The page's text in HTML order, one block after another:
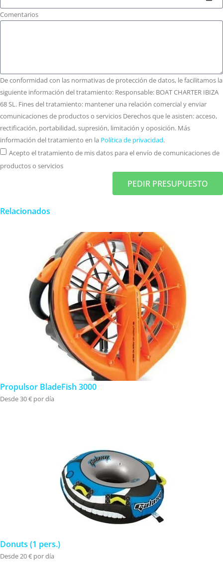
Comentarios
De conformidad con las normativas de protección de datos, le facilitamos la
siguiente información del tratamiento: Responsable: BOAT CHARTER IBIZA
68 SL. Fines del tratamiento: mantener una relación comercial y enviar
comunicaciones de productos o servicios Derechos que le asisten: acceso,
rectificación, portabilidad, supresión, limitación y oposición. Más
información del tratamiento en la Política de privacidad.
Acepto el tratamiento de mis datos para el envío de comunicaciones de
productos o servicios
PEDIR PRESUPUESTO
Relacionados
Propulsor BladeFish 3000
Desde 30 € por día
Donuts (1 pers.)
Desde 20 € por día